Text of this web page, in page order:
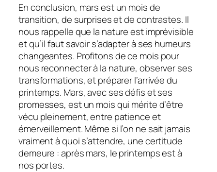
En conclusion, mars est un mois de
transition, de surprises et de contrastes. Il
nous rappelle que la nature est imprévisible
et qu’il faut savoir s’adapter à ses humeurs
changeantes. Profitons de ce mois pour
nous reconnecter à la nature, observer ses
transformations, et préparer l’arrivée du
printemps. Mars, avec ses défis et ses
promesses, est un mois qui mérite d’être
vécu pleinement, entre patience et
émerveillement. Même si l’on ne sait jamais
vraiment à quoi s’attendre, une certitude
demeure : après mars, le printemps est à
nos portes.